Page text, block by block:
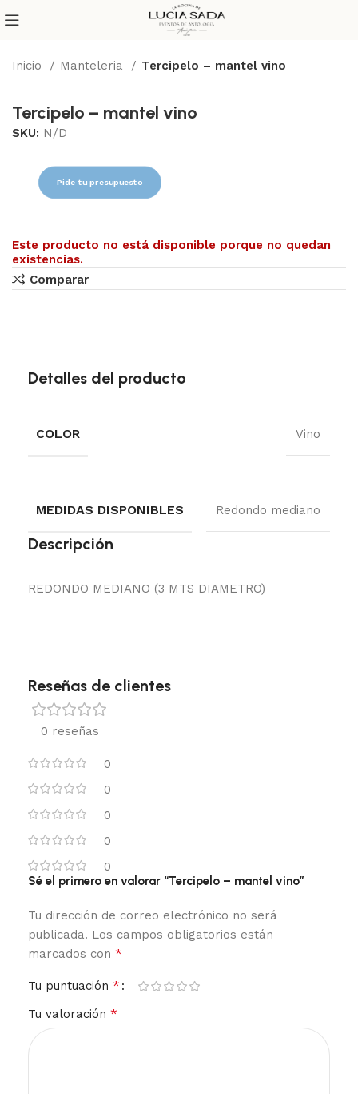
Inicio Manteleria Tercipelo – mantel vino
Tercipelo – mantel vino
SKU: N/D
Pide tu presupuesto
Este producto no está disponible porque no quedan
existencias.
Comparar
Detalles del producto
COLOR Vino
MEDIDAS DISPONIBLES Redondo mediano
Descripción
REDONDO MEDIANO (3 MTS DIAMETRO)
Reseñas de clientes
0 reseñas
0
0
0
0
0
Sé el primero en valorar “Tercipelo – mantel vino”
Tu dirección de correo electrónico no será
publicada. Los campos obligatorios están
marcados con *
Tu puntuación *
Tu valoración *